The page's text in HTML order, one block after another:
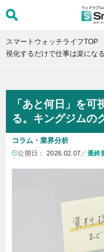
スマートウォッチライフTOP
視化するだけで仕事は楽にな
「あと何日」を
る。キングジムの
コラム・業界分析
公開日： 2026.02.07 ／ 最終